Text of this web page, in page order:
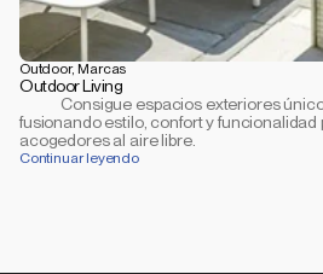
Outdoor, Marcas
Outdoor Living
fusionando estilo, confort y
acogedores al aire libre.
Continuar leyendo